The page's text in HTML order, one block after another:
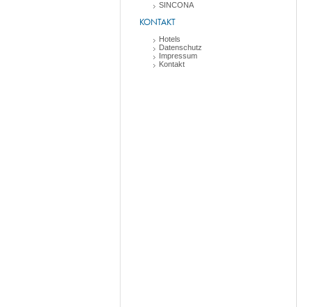
SINCONA
KONTAKT
Hotels
Datenschutz
Impressum
Kontakt